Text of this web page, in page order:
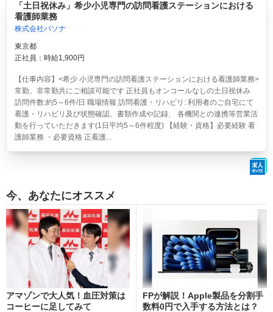
「土日祝休み」希少小児専門の訪問看護ステーションにおける
看護師業務
株式会社パソナ
東京都
正社員：時給1,900円
【仕事内容】<希少 小児専門の訪問看護ステーションにおける看護師業務>
常勤、非常勤共にご相談可能です 正社員もオンコールなしの土日祝休み
訪問件数:約5～6件/日 職場情報 訪問看護・リハビリ: 利用者のご自宅にて
看護・リハビリ及び状態確認、書類作成や記録、 各機関との連携等営業活
動を行っていただきます(1日平均5～6件程度) 【経験・資格】必要経験 看
護師業務 ・必要資格 正看護...
今、あなたにオススメ
アマゾンで大人気！血圧対策は
コーヒーに足してみて
FPが解説！Apple製品を分割手
数料0円で入手する方法とは？